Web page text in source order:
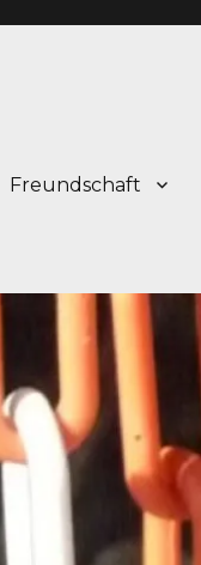
Freundschaft